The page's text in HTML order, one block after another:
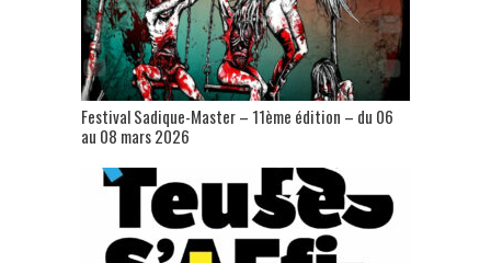
Festival Sadique-Master – 11ème édition – du 06
au 08 mars 2026